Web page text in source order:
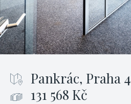
Pankrác, Praha 4
131 568 Kč